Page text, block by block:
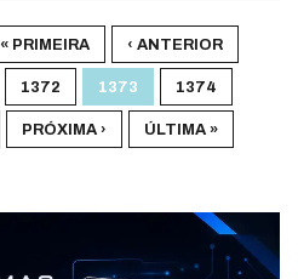
« PRIMEIRA ‹ ANTERIOR
1372 1373 1374
PRÓXIMA › ÚLTIMA »